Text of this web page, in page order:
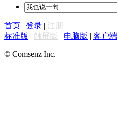
首页 | 登录 | 注册
标准版 | 触屏版 | 电脑版 | 客户端
© Comsenz Inc.